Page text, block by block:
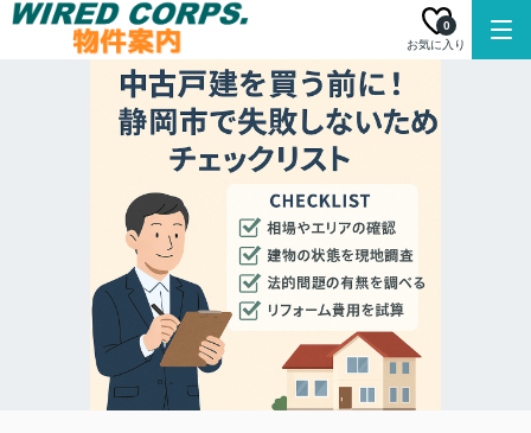
お気に入り
0